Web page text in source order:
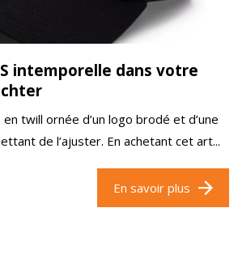
intemporelle dans votre
twill ornée d’un logo brodé et d’une
de l’ajuster. En achetant cet art...
En savoir plus